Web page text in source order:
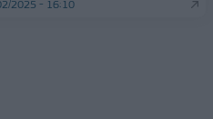
2025 - 16:10